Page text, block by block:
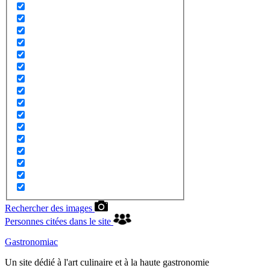
Rechercher des images
Personnes citées dans le site
Gastronomiac
Un site dédié à l'art culinaire et à la haute gastronomie